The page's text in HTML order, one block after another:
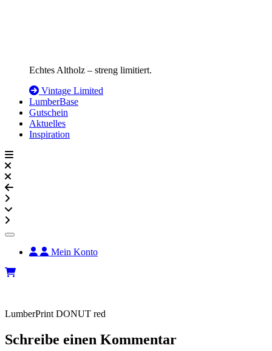
Echtes Altholz – streng limitiert.
Vintage Limited
LumberBase
Gutschein
Aktuelles
Inspiration
Mein Konto
LumberPrint DONUT red
Schreibe einen Kommentar